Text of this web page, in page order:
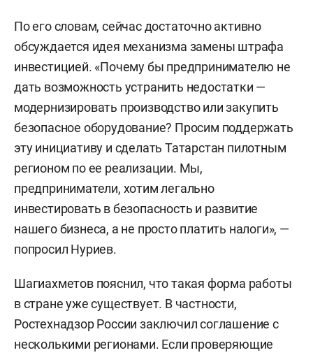
По его словам, сейчас достаточно активно
обсуждается идея механизма замены штрафа
инвестицией. «Почему бы предпринимателю не
дать возможность устранить недостатки —
модернизировать производство или закупить
безопасное оборудование? Просим поддержать
эту инициативу и сделать Татарстан пилотным
регионом по ее реализации. Мы,
предприниматели, хотим легально
инвестировать в безопасность и развитие
нашего бизнеса, а не просто платить налоги», —
попросил Нуриев.
Шагиахметов пояснил, что такая форма работы
в стране уже существует. В частности,
Ростехнадзор России заключил соглашение с
несколькими регионами. Если проверяющие